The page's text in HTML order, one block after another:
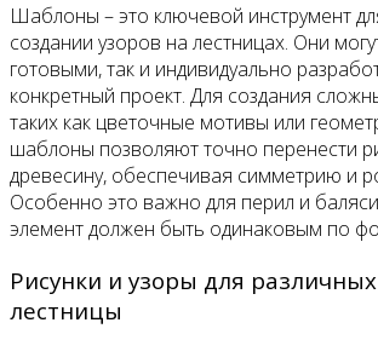
Шаблоны – это ключевой инструмент
создании узоров на лестницах. Они
готовыми, так и индивидуально
конкретный проект. Для создания
таких как цветочные мотивы или
шаблоны позволяют точно перенести
древесину, обеспечивая симметрию и
Особенно это важно для перил и
элемент должен быть одинаковым по
Рисунки и узоры для
лестницы